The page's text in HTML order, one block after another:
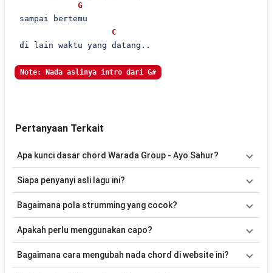
G
sampai bertemu
C
di lain waktu yang datang..
Note: Nada aslinya intro dari G#
Pertanyaan Terkait
Apa kunci dasar chord Warada Group - Ayo Sahur?
ini telah disederhanakan sehingga lebih mudah dimainkan oleh
Siapa penyanyi asli lagu ini?
Group. Pada halaman ini tersedia versi chord gitar yang lebih
Bagaimana pola strumming yang cocok?
acuan, kamu dapat menggunakan pola
laguAyo Sahur.
Apakah perlu menggunakan capo?
kunci dasarC. Jika ingin mengikuti nada asli penyanyi, kamu dapat
Bagaimana cara mengubah nada chord di website ini?